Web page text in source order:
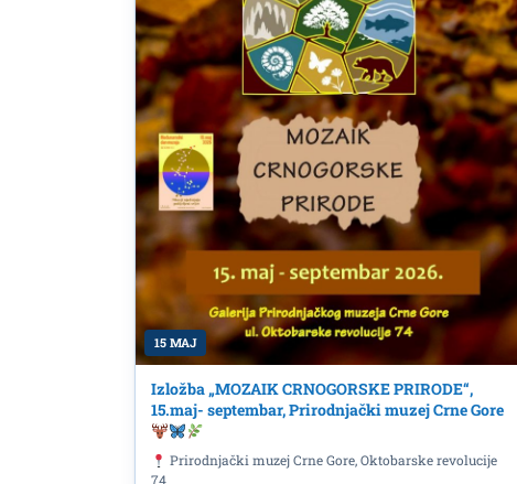
15 MAJ
Izložba „MOZAIK CRNOGORSKE PRIRODE“,
15.maj- septembar, Prirodnjački muzej Crne Gore
Prirodnjački muzej Crne Gore, Oktobarske revolucije
74